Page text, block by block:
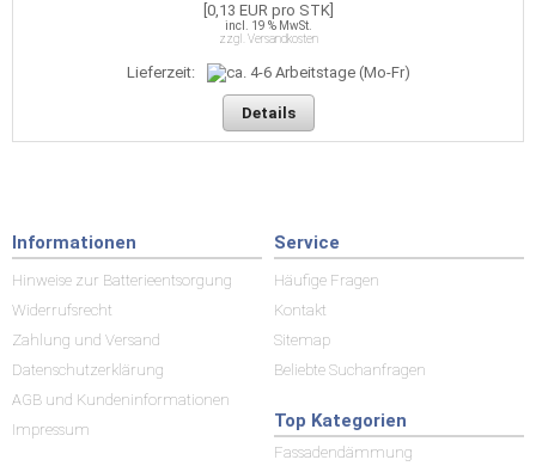
[0,13 EUR pro STK]
incl. 19 % MwSt.
zzgl. Versandkosten
Lieferzeit:
Details
Informationen
Hinweise zur Batterieentsorgung
Widerrufsrecht
Zahlung und Versand
Datenschutzerklärung
AGB und Kundeninformationen
Impressum
Service
Häufige Fragen
Kontakt
Sitemap
Beliebte Suchanfragen
Top Kategorien
Fassadendämmung